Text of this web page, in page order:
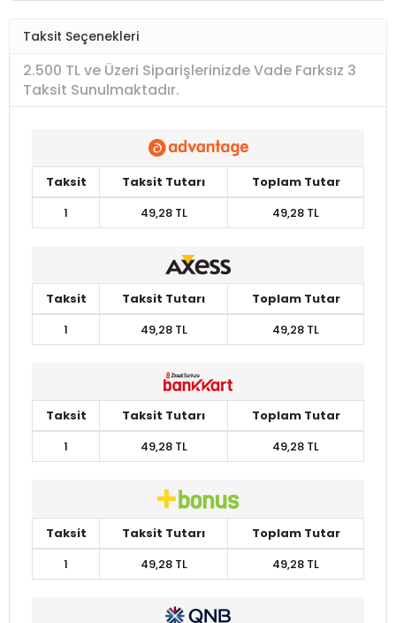
Taksit Seçenekleri
2.500 TL ve Üzeri Siparişlerinizde Vade Farksız 3
Taksit Sunulmaktadır.
Taksit Taksit Tutarı
Toplam Tutar
1
49,28 TL 49,28 TL
Taksit Taksit Tutarı
Toplam Tutar
1
49,28 TL 49,28 TL
Taksit Taksit Tutarı
Toplam Tutar
1
49,28 TL 49,28 TL
Taksit Taksit Tutarı
Toplam Tutar
1
49,28 TL 49,28 TL